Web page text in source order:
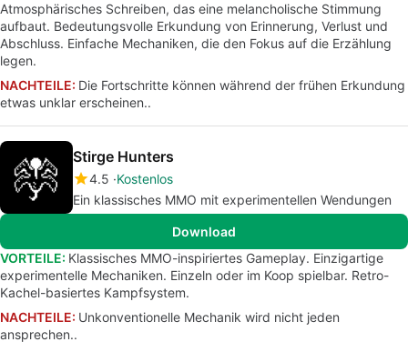
Atmosphärisches Schreiben, das eine melancholische Stimmung
aufbaut. Bedeutungsvolle Erkundung von Erinnerung, Verlust und
Abschluss. Einfache Mechaniken, die den Fokus auf die Erzählung
legen.
NACHTEILE: Die Fortschritte können während der frühen Erkundung
etwas unklar erscheinen..
Stirge Hunters
4.5 Kostenlos
Ein klassisches MMO mit experimentellen Wendungen
Download
VORTEILE: Klassisches MMO-inspiriertes Gameplay. Einzigartige
experimentelle Mechaniken. Einzeln oder im Koop spielbar. Retro-
Kachel-basiertes Kampfsystem.
NACHTEILE: Unkonventionelle Mechanik wird nicht jeden
ansprechen..